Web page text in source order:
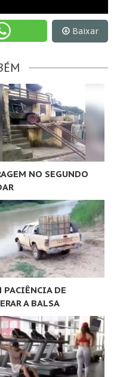
Baixar
NO SEGUNDO
PACIÊNCIA DE
A BALSA